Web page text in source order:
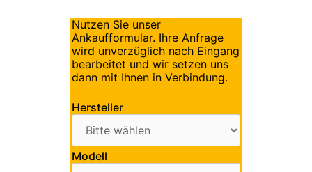
Nutzen Sie unser
Ankaufformular. Ihre Anfrage
wird unverzüglich nach Eingang
bearbeitet und wir setzen uns
dann mit Ihnen in Verbindung.
Hersteller
Modell